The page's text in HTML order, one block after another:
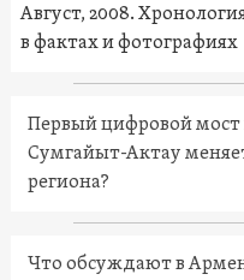
Август, 2008.
в фактах и фотографиях
Первый цифровой мост
Сумгайыт-Актау
региона?
Что обсуждают в